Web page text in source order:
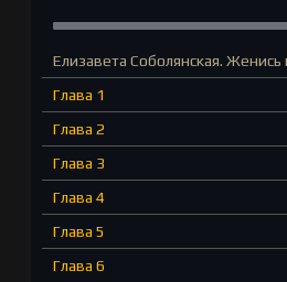
Елизавета Соболянская. Женись
Глава 1
Глава 2
Глава 3
Глава 4
Глава 5
Глава 6